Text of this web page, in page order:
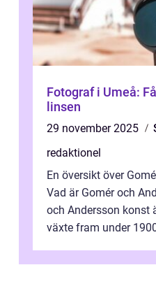
Fotograf i Umeå:
linsen
29 november 2025
redaktionel
En översikt över
Vad är Gomér och
och Andersson konst
växte fram under